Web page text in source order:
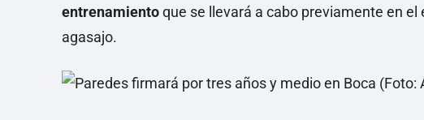
entrenamientoque se llevará a cabo previamente en
agasajo.